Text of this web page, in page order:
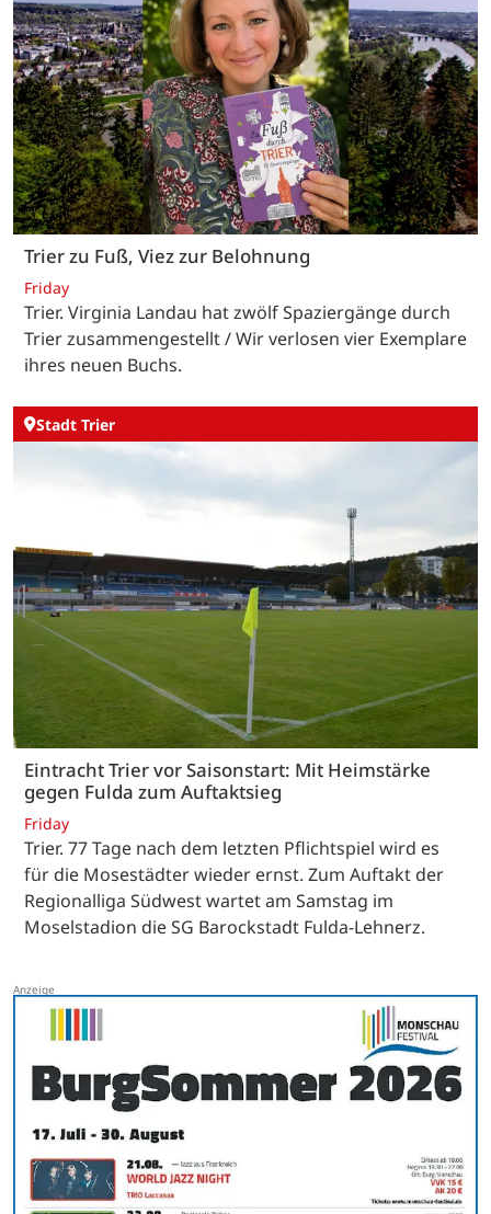
Trier zu Fuß, Viez zur Belohnung
Friday
Trier. Virginia Landau hat zwölf Spaziergänge durch
Trier zusammengestellt / Wir verlosen vier Exemplare
ihres neuen Buchs.
Stadt Trier
Eintracht Trier vor Saisonstart: Mit Heimstärke
gegen Fulda zum Auftaktsieg
Friday
Trier. 77 Tage nach dem letzten Pflichtspiel wird es
für die Mosestädter wieder ernst. Zum Auftakt der
Regionalliga Südwest wartet am Samstag im
Moselstadion die SG Barockstadt Fulda-Lehnerz.